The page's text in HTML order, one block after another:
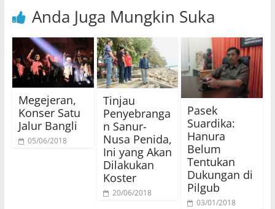
Anda Juga Mungkin Suka
Megejeran,
Konser Satu
Jalur Bangli
05/06/2018
Tinjau
Penyebranga
n Sanur-
Nusa Penida,
Ini yang Akan
Dilakukan
Koster
20/06/2018
Pasek
Suardika:
Hanura
Belum
Tentukan
Dukungan di
Pilgub
03/01/2018